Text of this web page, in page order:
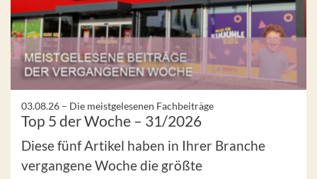
03.08.26 – Die meistgelesenen Fachbeiträge
Top 5 der Woche – 31/2026
Diese fünf Artikel haben in Ihrer Branche
vergangene Woche die größte